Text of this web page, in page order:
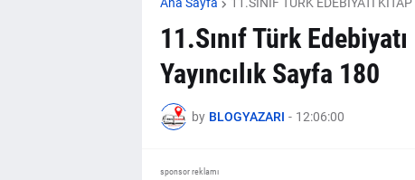
11.Sınıf Türk
Yayıncılık Sayfa 180
by BLOGYAZARI - 12:06:00
sponsor reklamı